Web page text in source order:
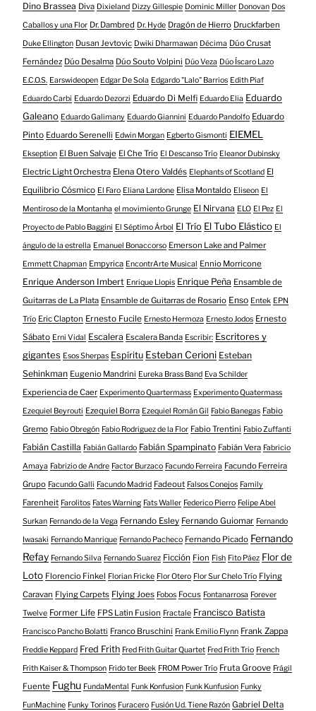
Dino Brassea Diva Dixieland Dizzy Gillespie Dominic Miller Donovan Dos
Caballos y una Flor Dr. Dambred Dr. Hyde Dragón de Hierro Druckfarben
Duke Ellington Dusan Jevtovic Dwiki Dharmawan Décima Dúo Crusat
Fernández Dúo Desalma Dúo Souto Volpini Dúo Veza Dúo Íscaro Lazo
E.C.O.S. Earswideopen Edgar De Sola Edgardo "Lalo" Barrios Edith Piaf
Eduardo Carbi Eduardo Dezorzi Eduardo Di Melfi Eduardo Elia Eduardo
Galeano Eduardo Galimany Eduardo Giannini Eduardo Pandolfo Eduardo
Pinto Eduardo Serenelli Edwin Morgan Egberto Gismonti EIEMEL
Ekseption El Buen Salvaje El Che Trío El Descanso Trío Eleanor Dubinsky
Electric Light Orchestra Elena Otero Valdés Elephants of Scotland El
Equilibrio Cósmico El Faro Eliana Lardone Elisa Montaldo Eliseon El
Mentiroso de la Montanha el movimiento Grunge El Nirvana ELO El Pez El
Proyecto de Pablo Baggini El Séptimo Árbol El Trío El Tubo Elástico El
ángulo de la estrella Emanuel Bonaccorso Emerson Lake and Palmer
Emmett Chapman Empyrica EncontrArte Musical Ennio Morricone
Enrique Anderson Imbert Enrique Llopis Enrique Peña Ensamble de
Guitarras de La Plata Ensamble de Guitarras de Rosario Enso Entek EPN
Trío Eric Clapton Ernesto Fucile Ernesto Hermoza Ernesto Jodos Ernesto
Sábato Erni Vidal Escalera Escalera Banda Escribir: Escritores y
gigantes Esos Sherpas Espíritu Esteban Cerioni Esteban
Sehinkman Eugenio Mandrini Eureka Brass Band Eva Schilder
Experiencia de Caer Experimento Quartermass Experimento Quatermass
Ezequiel Beyrouti Ezequiel Borra Ezequiel Román Gil Fabio Banegas Fabio
Gremo Fabio Obregón Fabio Rodriguez de la Flor Fabio Trentini Fabio Zuffanti
Fabián Castilla Fabián Gallardo Fabián Spampinato Fabián Vera Fabricio
Amaya Fabrizio de Andre Factor Burzaco Facundo Ferreira Facundo Ferreira
Grupo Facundo Galli Facundo Madrid Fadeout Falsos Conejos Family
Farenheit Farolitos Fates Warning Fats Waller Federico Pierro Felipe Abel
Surkan Fernando de la Vega Fernando Esley Fernando Guiomar Fernando
Iwasaki Fernando Manrique Fernando Pacheco Fernando Picado Fernando
Refay Fernando Silva Fernando Suarez Ficción Fion Fish Fito Páez Flor de
Loto Florencio Finkel Florian Fricke Flor Otero Flor Sur Chelo Trío Flying
Caravan Flying Carpets Flying Joes Fobos Focus Fontanarrosa Forever
Twelve Former Life FPS Latin Fusion Fractale Francisco Batista
Francisco Pancho Bolatti Franco Bruschini Frank Emilio Flynn Frank Zappa
Freddie Keppard Fred Frith Fred Frith Guitar Quartet Fred Frith Trio French
Frith Kaiser & Thompson Frido ter Beek FROM Power Trío Fruta Groove Frágil
Fuente Fughu FundaMental Funk Konfusion Funk Kunfusion Funky
FunMachine Funky Torinos Furacero Fusión Ud. Tiene Razón Gabriel Delta